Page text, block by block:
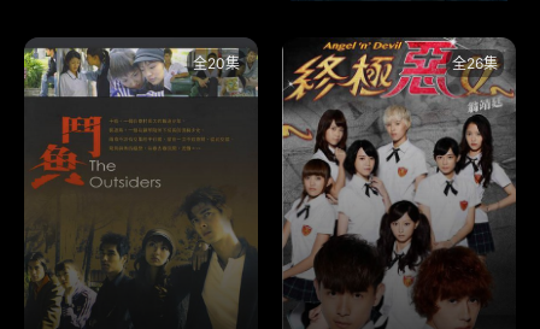
全20集 全26集